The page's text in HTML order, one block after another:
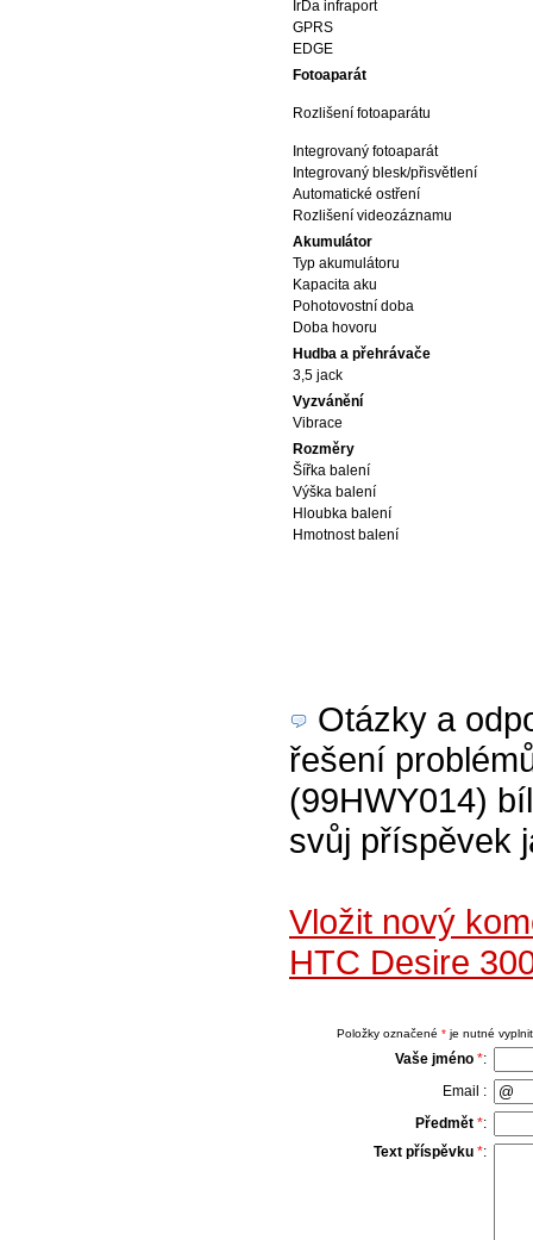
IrDa infraport
GPRS
EDGE
Fotoaparát
Rozlišení fotoaparátu
Integrovaný fotoaparát
Integrovaný blesk/přisvětlení
Automatické ostření
Rozlišení videozáznamu
Akumulátor
Typ akumulátoru
Kapacita aku
Pohotovostní doba
Doba hovoru
Hudba a přehrávače
3,5 jack
Vyzvánění
Vibrace
Rozměry
Šířka balení
Výška balení
Hloubka balení
Hmotnost balení
Otázky a
řešení
(99HWY014)
svůj příspěvek
Vložit nový
HTC Desire
Položky označené *je nutné
Vaše jméno *:
Email :
Předmět *:
Text příspěvku *: